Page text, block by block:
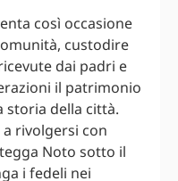
così occasione
custodire
dai padri e
il patrimonio
storia della città.
rivolgersi con
Noto sotto il
i fedeli nei